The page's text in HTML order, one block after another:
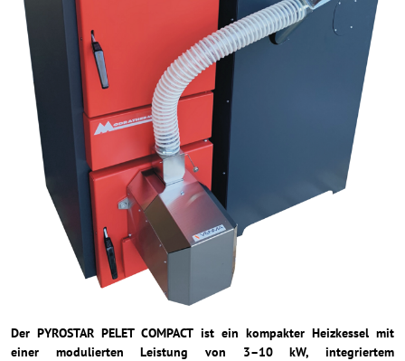
Der PYROSTAR PELET COMPACT ist ein kompakter Heizkessel mit
einer modulierten Leistung von 3–10 kW, integriertem